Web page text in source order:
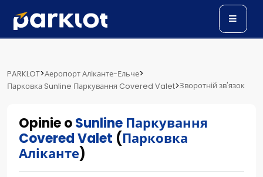
PARKLOT>Аеропорт Аліканте-Ельче>
Парковка Sunline Паркування Covered Valet>Зворотній зв'язок
Opinie oSunline Паркування
Covered Valet (Парковка
Аліканте)